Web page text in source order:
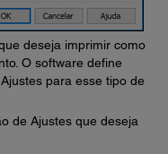
deseja imprimir como
O software define
para esse tipo de
de Ajustes que deseja